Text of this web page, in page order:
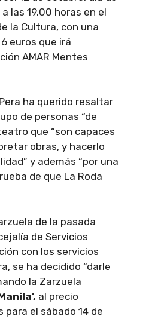
las 19.00 horas en el
la Cultura, con una
euros que irá
AMAR Mentes
ha querido resaltar
de personas “de
que “son capaces
obras, y hacerlo
y además “por una
de que La Roda
de la pasada
de Servicios
con los servicios
se ha decidido “darle
la Zarzuela
al precio
para el sábado 14 de